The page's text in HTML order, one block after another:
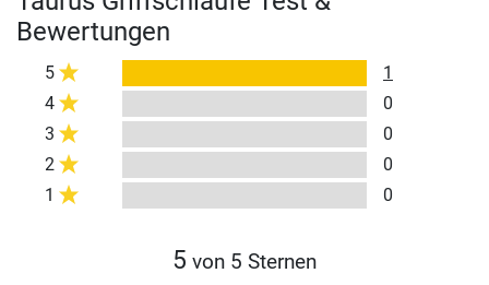
Bewertungen
5
1
4
0
3
0
2
0
1
0
5 von 5 Sternen